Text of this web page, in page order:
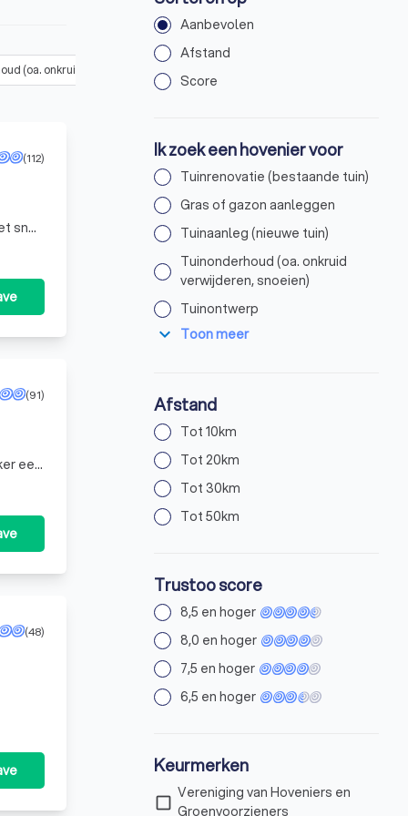
(oa. onkruid verwijderen, snoeien)
(112)
(91)
een
(48)
Aanbevolen
Afstand
Score
Ik zoek een hovenier voor
Tuinrenovatie (bestaande tuin)
Gras of gazon aanleggen
Tuinaanleg (nieuwe tuin)
Tuinonderhoud (oa. onkruid
verwijderen, snoeien)
Tuinontwerp
expand_more Toon meer
Afstand
Tot 10km
Tot 20km
Tot 30km
Tot 50km
Trustoo score
8,5 en hoger
8,0 en hoger
7,5 en hoger
6,5 en hoger
Keurmerken
check_box_outline_blank
Vereniging van Hoveniers en
Groenvoorzieners